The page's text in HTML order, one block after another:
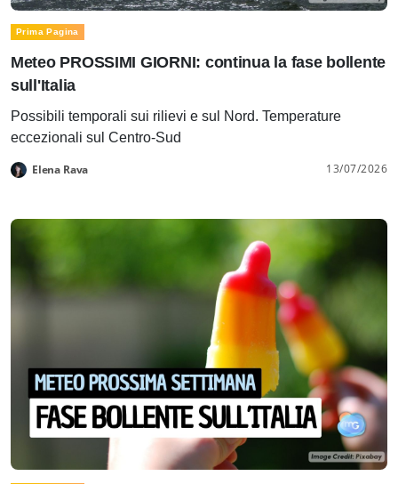
Prima Pagina
Meteo PROSSIMI GIORNI: continua la fase bollente
sull'Italia
Possibili temporali sui rilievi e sul Nord. Temperature
eccezionali sul Centro-Sud
Elena Rava 13/07/2026